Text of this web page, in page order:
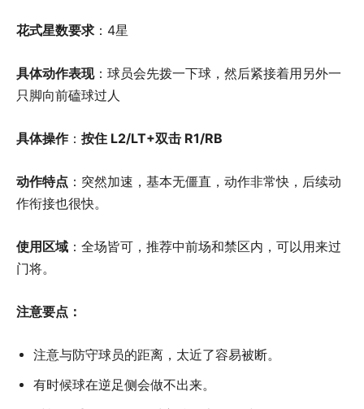
花式星数要求 ：4星
具体动作表现：球员会先拨一下球，然后紧接着用另外一
只脚向前磕球过人
具体操作： 按住 L2/LT+双击 R1/RB
动作特点 ：突然加速，基本无僵直，动作非常快，后续动
作衔接也很快。
使用区域 ：全场皆可，推荐中前场和禁区内，可以用来过
门将。
注意要点：
注意与防守球员的距离，太近了容易被断。
有时候球在逆足侧会做不出来。